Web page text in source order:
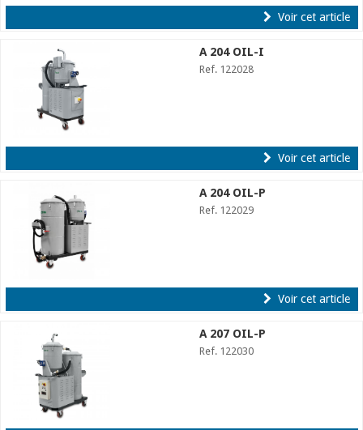
Voir cet article
A 204 OIL-I
Ref. 122028
Voir cet article
A 204 OIL-P
Ref. 122029
Voir cet article
A 207 OIL-P
Ref. 122030